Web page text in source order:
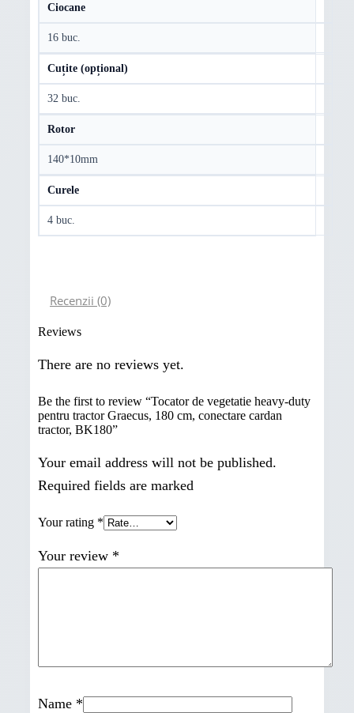
Ciocane
16 buc.
Cuțite (opțional)
32 buc.
Rotor
140*10mm
Curele
4 buc.
Recenzii (0)
Reviews
There are no reviews yet.
Be the first to review “Tocator de vegetatie heavy-duty
pentru tractor Graecus, 180 cm, conectare cardan
tractor, BK180”
Your email address will not be published.
Required fields are marked
Your rating *
Your review *
Name *